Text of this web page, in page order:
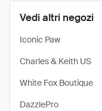
Vedi altri negozi
Iconic Paw
Charles & Keith US
White Fox Boutique
DazzlePro